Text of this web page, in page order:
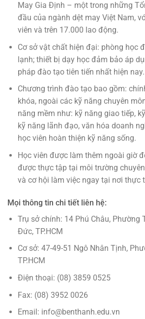
May Gia Định – một trong những
đầu của ngành dệt may Việt Nam,
viên và trên 17.000 lao động.
Cơ sở vật chất hiện đại: phòng học
lạnh; thiết bị dạy học đảm bảo áp
pháp đào tạo tiên tiến nhất hiện nay.
Chương trình đào tạo bao gồm:
khóa, ngoài các kỹ năng chuyên
năng mềm như: kỹ năng giao tiếp,
kỹ năng lãnh đạo, văn hóa doanh
học viên hoàn thiện kỹ năng sống.
Học viên được làm thêm ngoài giờ
được thực tập tại môi trường
và cơ hội làm việc ngay tại nơi thực
Mọi thông tin chi tiết liên hệ:
Trụ sở chính: 14 Phú Châu, Phường
Đức, TP.HCM
Cơ sở: 47-49-51 Ngô Nhân Tịnh,
TP.HCM
Điện thoại: (08) 3859 0525
Fax: (08) 3952 0026
Email: info@benthanh.edu.vn